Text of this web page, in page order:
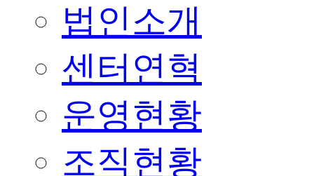
법인소개
센터연혁
운영현황
조직현황